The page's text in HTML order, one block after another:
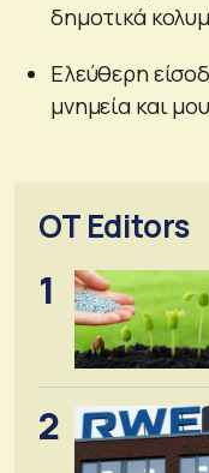
δημοτικά
Ελεύθερη
μνημεία και
OT Editors
1
2